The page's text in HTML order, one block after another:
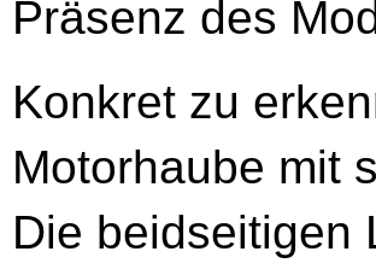
Präsenz des
Konkret zu
Motorhaube mit
Die beidseitigen